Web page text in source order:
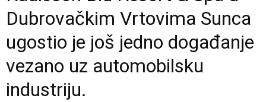
Dubrovačkim Vrtovima Sunca
ugostio je još jedno događanje
vezano uz automobilsku
industriju.